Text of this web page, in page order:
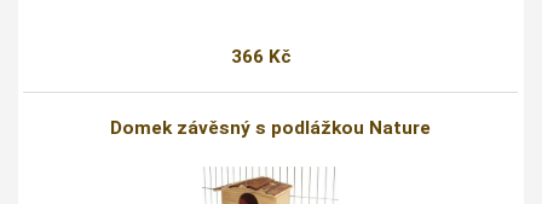
366 Kč
Domek závěsný s podlážkou Nature